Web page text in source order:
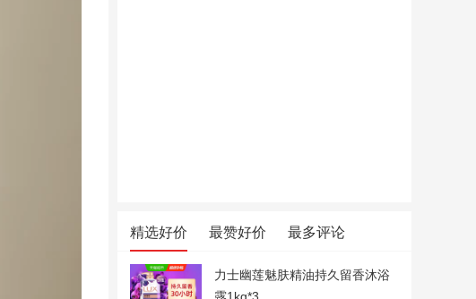
精选好价 最赞好价 最多评论
力士幽莲魅肤精油持久留香沐浴